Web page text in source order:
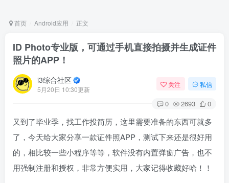
首页 Android应用 正文
ID Photo专业版，可通过手机直接拍摄并生成证件
照片的APP！
i3综合社区
5月20日 10:30更新
关注 私信
0 2693 0
又到了毕业季，找工作投简历，这里需要准备的东西可就多
了，今天给大家分享一款证件照APP，测试下来还是很好用
的，相比较一些小程序等等，软件没有内置弹窗广告，也不
用强制注册和授权，非常方便实用，大家记得收藏好哈！！